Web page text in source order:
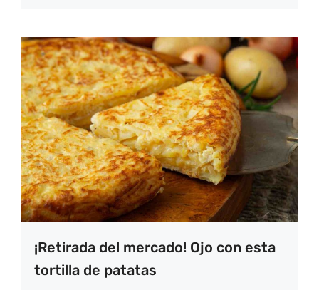
¡Retirada del mercado! Ojo con esta
tortilla de patatas